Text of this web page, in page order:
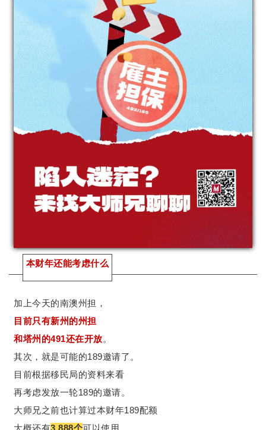
本财年还能考虑什么
加上今天的南澳州担，
目前只有新州的州担
和塔州的491还在开放。
其次，就是可能的189邀请了。
目前根据移民局的资料来看
再考虑发放一轮189的邀请。
大师兄之前也计算过本财年189配额